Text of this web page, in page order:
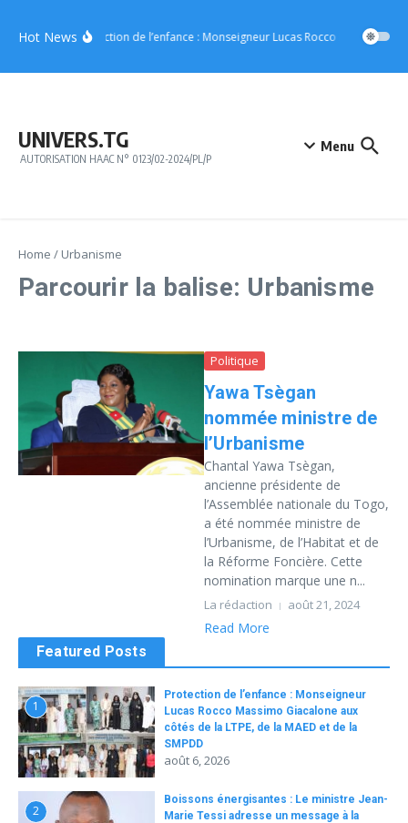
Hot NewsProtection de l’enfance : Monseigneur Lucas Rocco Massimo
UNIVERS.TG
AUTORISATION HAAC N° 0123/02-2024/PL/P
Menu
Home / Urbanisme
Parcourir la balise: Urbanisme
Politique
Yawa Tsègan
nommée ministre de
l’Urbanisme
Chantal Yawa Tsègan,
ancienne présidente de
l’Assemblée nationale du Togo,
a été nommée ministre de
l’Urbanisme, de l’Habitat et de
la Réforme Foncière. Cette
nomination marque une n...
La rédaction août 21, 2024
Read More
Featured Posts
1
Protection de l’enfance : Monseigneur
Lucas Rocco Massimo Giacalone aux
côtés de la LTPE, de la MAED et de la
SMPDD
août 6, 2026
2
Boissons énergisantes : Le ministre Jean-
Marie Tessi adresse un message à la